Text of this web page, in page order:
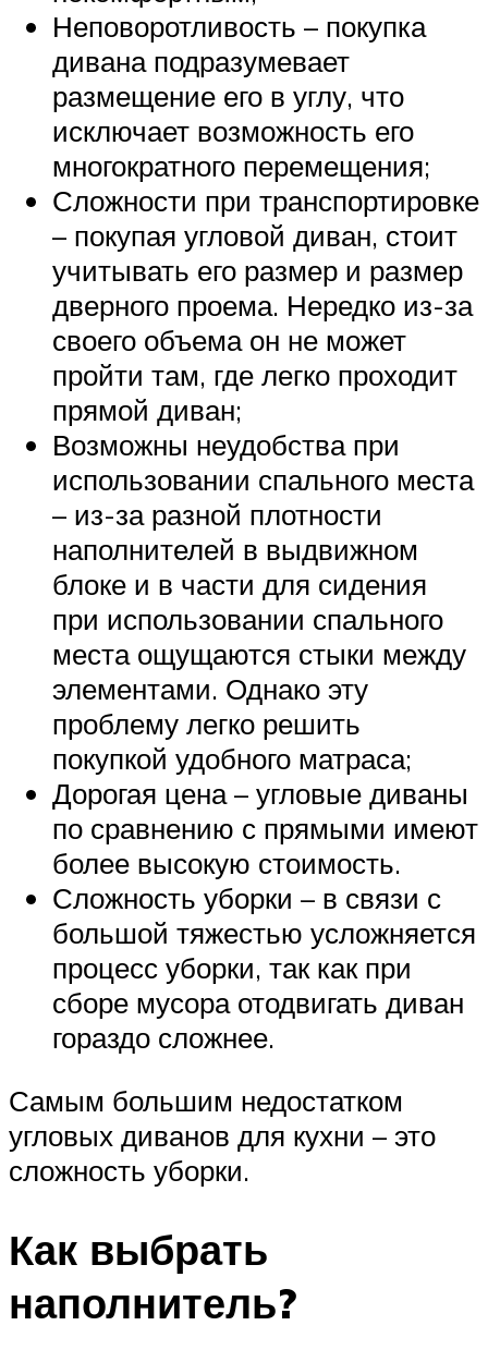
Неповоротливость – покупка
дивана подразумевает
размещение его в углу, что
исключает возможность его
многократного перемещения;
Сложности при транспортировке
– покупая угловой диван, стоит
учитывать его размер и размер
дверного проема. Нередко из-за
своего объема он не может
пройти там, где легко проходит
прямой диван;
Возможны неудобства при
использовании спального места
– из-за разной плотности
наполнителей в выдвижном
блоке и в части для сидения
при использовании спального
места ощущаются стыки между
элементами. Однако эту
проблему легко решить
покупкой удобного матраса;
Дорогая цена – угловые диваны
по сравнению с прямыми имеют
более высокую стоимость.
Сложность уборки – в связи с
большой тяжестью усложняется
процесс уборки, так как при
сборе мусора отодвигать диван
гораздо сложнее.
Самым большим недостатком
угловых диванов для кухни – это
сложность уборки.
Как выбрать
наполнитель?